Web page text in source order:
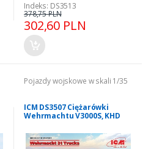
Indeks: DS3513
302,60 PLN
378,75 PLN
Pojazdy wojskowe w skali 1/35
ICM DS3507 Ciężarówki
Wehrmachtu V3000S, KHD